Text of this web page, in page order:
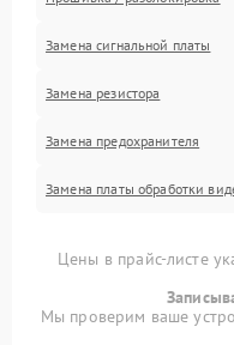
Замена сигнальной платы
Замена резистора
Замена предохранителя
Замена платы обработки
Цены в прайс-листе
Мы проверим ваше